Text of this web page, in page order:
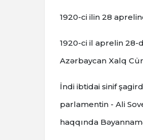
1920-ci ilin 28
1920-ci il aprelin 28-
Azərbaycan Xalq
İndi ibtidai sinif
parlamentin - Ali
haqqında